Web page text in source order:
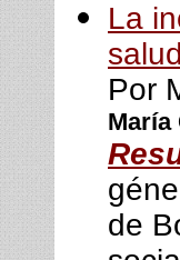
La
Por
María
de